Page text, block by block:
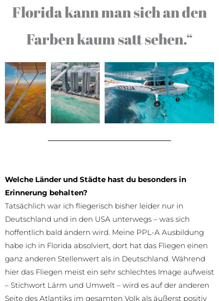
Florida kann man sich an den
Farben kaum satt sehen.“
Welche Länder und Städte hast du besonders in
Erinnerung behalten?
Tatsächlich war ich fliegerisch bisher leider nur in
Deutschland und in den USA unterwegs – was sich
hoffentlich bald ändern wird. Meine PPL-A Ausbildung
habe ich in Florida absolviert, dort hat das Fliegen einen
ganz anderen Stellenwert als in Deutschland. Während
hier das Fliegen meist ein sehr schlechtes Image aufweist
– Stichwort Lärm und Umwelt – wird es auf der anderen
Seite des Atlantiks im gesamten Volk als äußerst positiv